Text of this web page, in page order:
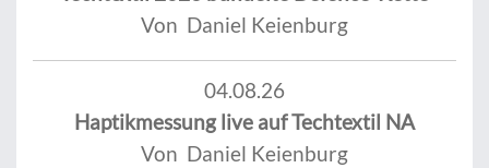
Von Daniel Keienburg
04.08.26
Haptikmessung live auf Techtextil NA
Von Daniel Keienburg